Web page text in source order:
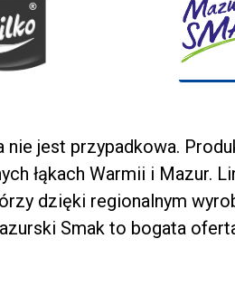
nie jest przypadkowa.
łąkach Warmii i Mazur.
dzięki regionalnym
Smak to bogata